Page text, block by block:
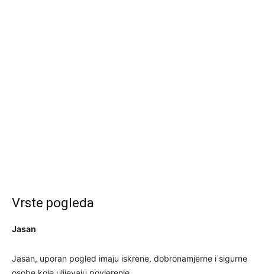
Vrste pogleda
Jasan
Jasan, uporan pogled imaju iskrene, dobronamjerne i sigurne